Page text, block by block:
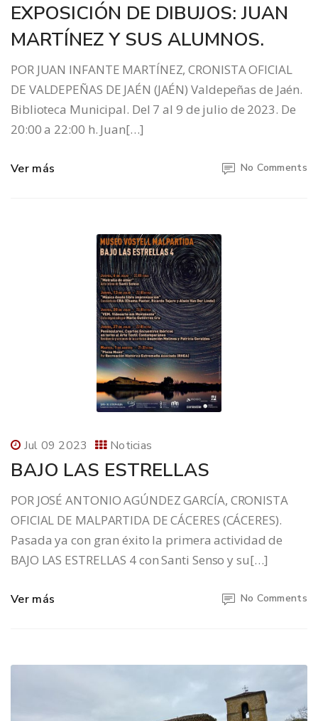
EXPOSICIÓN DE DIBUJOS: JUAN
MARTÍNEZ Y SUS ALUMNOS.
POR JUAN INFANTE MARTÍNEZ, CRONISTA OFICIAL
DE VALDEPEÑAS DE JAÉN (JAÉN) Valdepeñas de Jaén.
Biblioteca Municipal. Del 7 al 9 de julio de 2023. De
20:00 a 22:00 h. Juan[…]
Ver más No Comments
Jul 09 2023 Noticias
BAJO LAS ESTRELLAS
POR JOSÉ ANTONIO AGÚNDEZ GARCÍA, CRONISTA
OFICIAL DE MALPARTIDA DE CÁCERES (CÁCERES).
Pasada ya con gran éxito la primera actividad de
BAJO LAS ESTRELLAS 4 con Santi Senso y su[…]
Ver más No Comments